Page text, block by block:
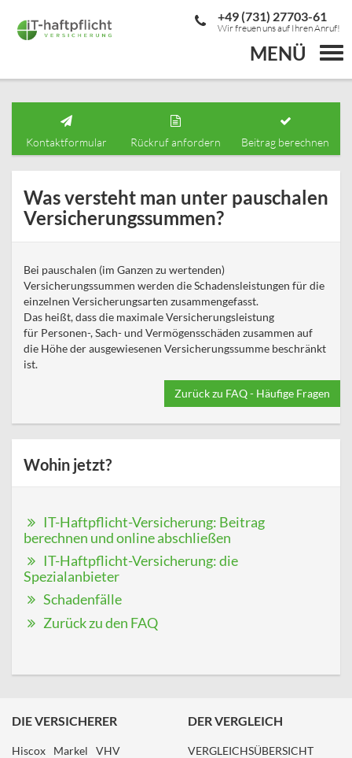
MENÜ
+49 (731) 27703-61
Wir freuen uns auf Ihren Anruf!
Kontaktformular Rückruf anfordern Beitrag berechnen
Was versteht man unter pauschalen
Versicherungssummen?
Bei pauschalen (im Ganzen zu wertenden)
Versicherungssummen werden die Schadensleistungen für die
einzelnen Versicherungsarten zusammengefasst.
Das heißt, dass die maximale Versicherungsleistung
für Personen-, Sach- und Vermögensschäden zusammen auf
die Höhe der ausgewiesenen Versicherungssumme beschränkt
ist.
Zurück zu FAQ - Häufige Fragen
Wohin jetzt?
IT-Haftpflicht-Versicherung: Beitrag
berechnen und online abschließen
IT-Haftpflicht-Versicherung: die
Spezialanbieter
Schadenfälle
Zurück zu den FAQ
DIE VERSICHERER
Hiscox Markel VHV
DER VERGLEICH
VERGLEICHSÜBERSICHT